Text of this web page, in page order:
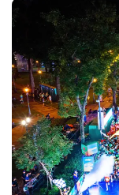
một tháng.